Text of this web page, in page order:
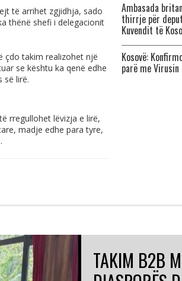
të arrihet zgjidhja, sado
thënë shefi i delegacionit
çdo takim realizohet një
se kështu ka qenë edhe
së lirë.
rregullohet lëvizja e lirë,
madje edhe para tyre,
Ambasada
thirrje për
Kuvendit të
Kosovë:
parë me
TAKIM B2B